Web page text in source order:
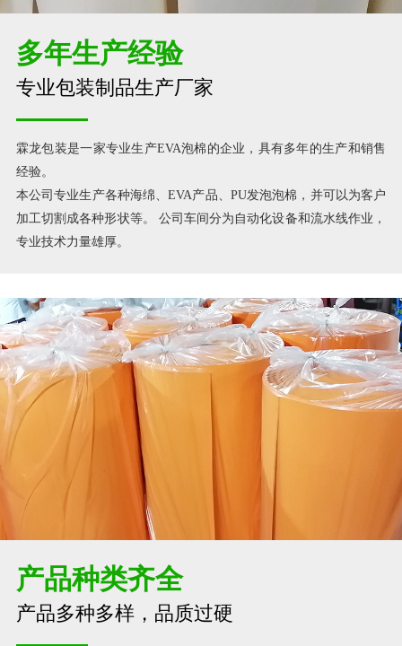
多年生产经验
专业包装制品生产厂家
霖龙包装是一家专业生产EVA泡棉的企业，具有多年的生产和销售
经验。
本公司专业生产各种海绵、EVA产品、PU发泡泡棉，并可以为客户
加工切割成各种形状等。 公司车间分为自动化设备和流水线作业，
专业技术力量雄厚。
产品种类齐全
产品多种多样，品质过硬